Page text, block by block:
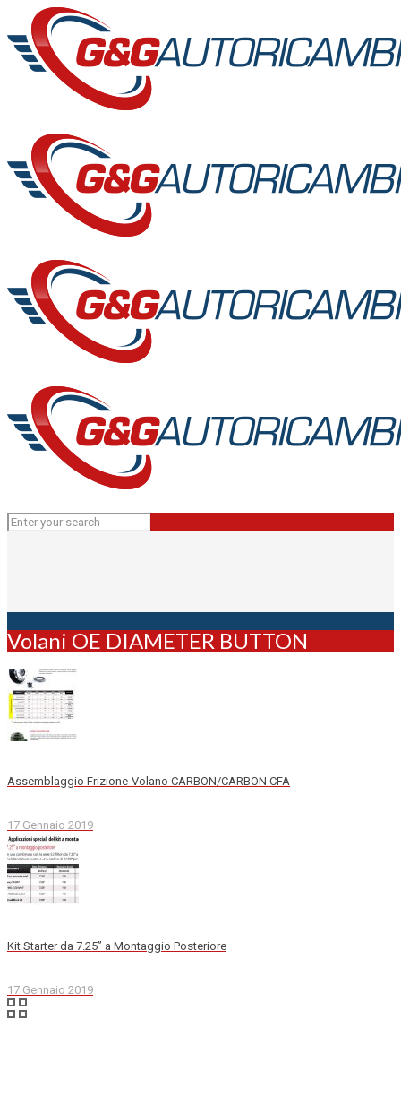
Volani OE DIAMETER BUTTON
Assemblaggio Frizione-Volano CARBON/CARBON CFA
17 Gennaio 2019
Kit Starter da 7.25” a Montaggio Posteriore
17 Gennaio 2019